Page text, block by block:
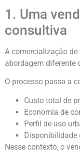
1. Uma
consultiva
A comercialização
abordagem diferente
O processo passa a
Custo total de
Economia de
Perfil de uso
Disponibilidade
Nesse contexto, o